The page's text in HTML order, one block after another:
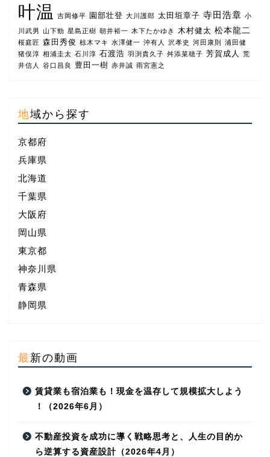
叶温 吉岡修平 園部壮登 大川護郎 太田垣章子 寺田浩章 小
川武男 山下勁 星島正樹 朝井裕一 木下たかゆき 木村健太 松本龍二
桜庭匠 森田秀俊 椋木マキ 水澤健一 沖有人 沢孝史 河田康則 浦田健
猪俣淳 相浦圭太 石川淳 石渡浩 羽渕貴久子 舛添菜穂子 芳賀成人
荒
井信人
谷口昌良 豊田一樹 赤井誠 雨宮憲之
地域から探す
京都府
兵庫県
北海道
千葉県
大阪府
岡山県
東京都
神奈川県
青森県
静岡県
最新の動画
賃​貸​業​も​宿​泊​業​も​！​現​金​を​温​存​し​て​規​模​拡​大​し​よ​う​
！（2026年6月）
不動産投資を成功に導く戦略思考と、人生の目的か
ら逆算する資産設計（2026年4月）